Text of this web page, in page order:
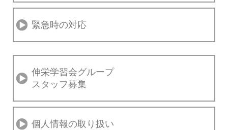
緊急時の対応
伸栄学習会グループ
スタッフ募集
個人情報の取り扱い